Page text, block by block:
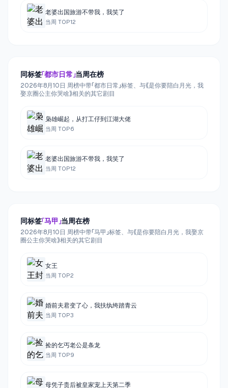
老婆出国旅游不带我，我笑了
当周 TOP12
同标签「都市日常 」当周在榜
2026年8月10日 周榜中带「都市日常」标签、与《是你要陪白月光，我
娶京圈公主你哭啥》相关的其它剧目
枭雄崛起，从打工仔到江湖大佬
当周 TOP6
老婆出国旅游不带我，我笑了
当周 TOP12
同标签「马甲 」当周在榜
2026年8月10日 周榜中带「马甲」标签、与《是你要陪白月光，我娶京
圈公主你哭啥》相关的其它剧目
女王
当周 TOP2
婚前夫君变了心，我扶纨绔踏青云
当周 TOP3
捡的乞丐老公是条龙
当周 TOP9
母凭子贵后被皇家宠上天第二季